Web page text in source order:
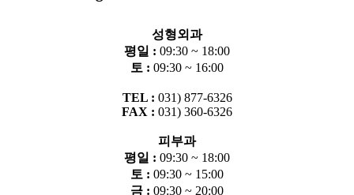
성형외과
평일 : 09:30 ~ 18:00
토 : 09:30 ~ 16:00
TEL : 031) 877-6326
FAX : 031) 360-6326
피부과
평일 : 09:30 ~ 18:00
토 : 09:30 ~ 15:00
금 : 09:30 ~ 20:00